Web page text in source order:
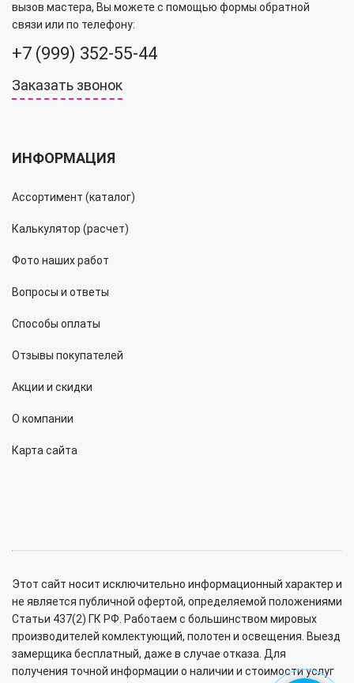
вызов мастера, Вы можете с помощью формы обратной
связи или по телефону:
+7 (999) 352-55-44
Заказать звонок
ИНФОРМАЦИЯ
Ассортимент (каталог)
Калькулятор (расчет)
Фото наших работ
Вопросы и ответы
Способы оплаты
Отзывы покупателей
Акции и скидки
О компании
Карта сайта
Этот сайт носит исключительно информационный характер и
не является публичной офертой, определяемой положениями
Статьи 437(2) ГК РФ. Работаем с большинством мировых
производителей комлектующий, полотен и освещения. Выезд
замерщика бесплатный, даже в случае отказа. Для
получения точной информации о наличии и стоимости услуг